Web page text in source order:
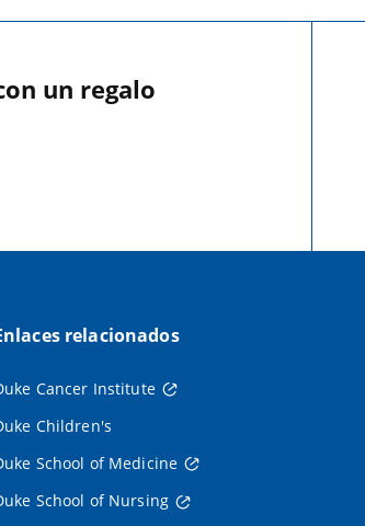
un regalo
relacionados
Cancer Institute
Children's
School of Medicine
School of Nursing